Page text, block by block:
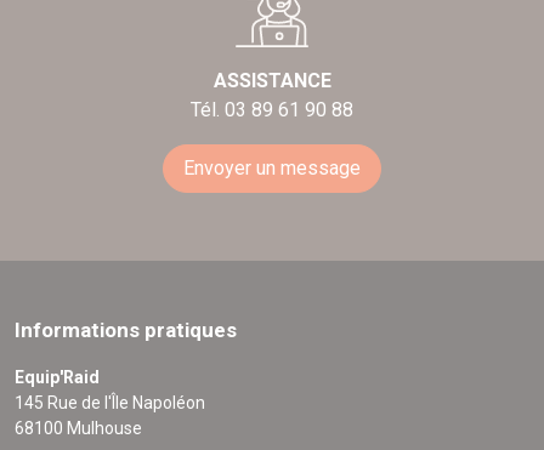
ASSISTANCE
Tél. 03 89 61 90 88
Envoyer un message
Informations pratiques
Equip'Raid
145 Rue de l'Île Napoléon
68100 Mulhouse